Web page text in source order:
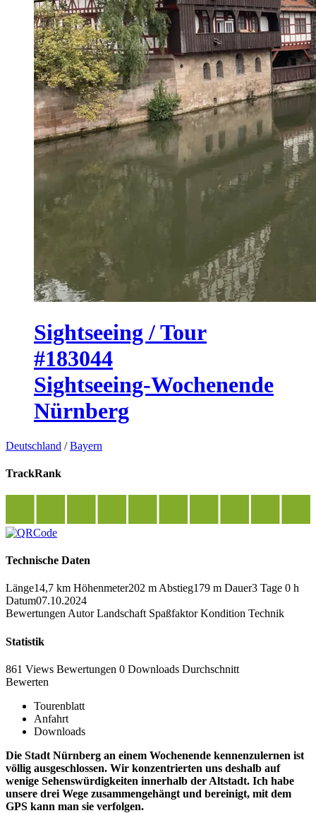
Sightseeing / Tour
#183044
Sightseeing-Wochenende
Nürnberg
Deutschland /Bayern
TrackRank
Technische Daten
Länge14,7 km Höhenmeter202 m Abstieg179 m Dauer3 Tage 0 h
Datum07.10.2024
Bewertungen Autor Landschaft Spaßfaktor Kondition Technik
Statistik
861 Views Bewertungen 0 Downloads Durchschnitt
Bewerten
Tourenblatt
Anfahrt
Downloads
Die Stadt Nürnberg an einem Wochenende kennenzulernen ist
völlig ausgeschlossen. Wir konzentrierten uns deshalb auf
wenige Sehenswürdigkeiten innerhalb der Altstadt. Ich habe
unsere drei Wege zusammengehängt und bereinigt, mit dem
GPS kann man sie verfolgen.